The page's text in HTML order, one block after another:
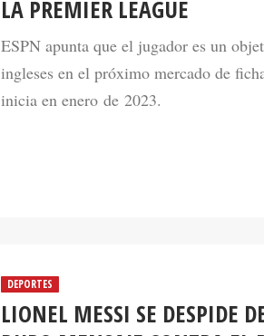
ESPN apunta que el jugador es un
ingleses en el próximo mercado de
inicia en enero de 2023.
LIONEL MESSI SE DESPIDE DE
DURO MENSAJE CONTRA EL